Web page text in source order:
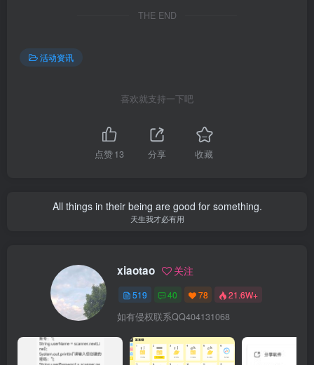
THE END
活动资讯
喜欢就支持一下吧
点赞13 分享 收藏
All things in their being are good for something.
天生我才必有用
xiaotao 关注
519 40 78 21.6W+
如有侵权联系QQ404131068